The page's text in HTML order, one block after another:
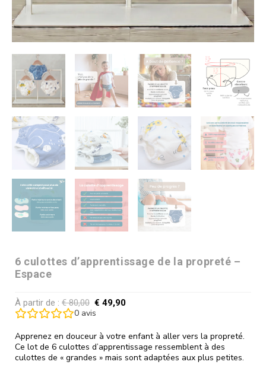
6 culottes d’apprentissage de la propreté –
Espace
À partir de : €80,00 € 49,90
0 avis
Apprenez en douceur à votre enfant à aller vers la propreté.
Ce lot de 6 culottes d’apprentissage ressemblent à des
culottes de « grandes » mais sont adaptées aux plus petites.